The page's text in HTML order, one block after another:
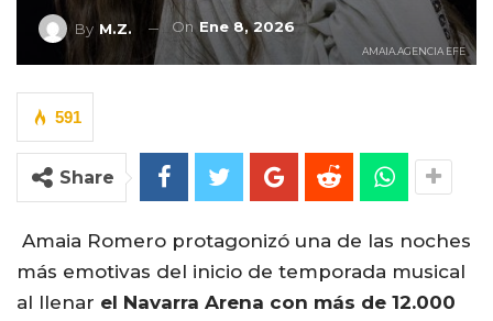
By M.Z. On Ene 8, 2026
AMAIA.AGENCIA EFE
591
Share
Amaia Romero protagonizó una de las noches
más emotivas del inicio de temporada musical
al llenar el Navarra Arena con más de 12.000